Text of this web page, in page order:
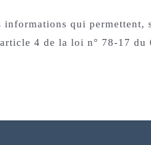
qui permettent,
4 de la loi n° 78-17 du